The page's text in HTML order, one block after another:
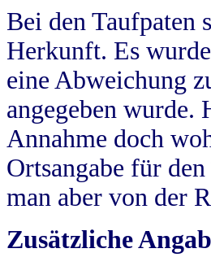
Bei den Taufpaten
Herkunft. Es
eine Abweichung
angegeben wurde.
Annahme doch
Ortsangabe für
man aber von der
Zusätzliche